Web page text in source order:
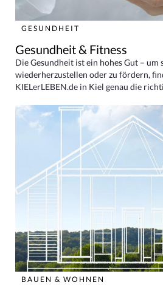
GESUNDHEIT
Gesundheit & Fitness
Die Gesundheit ist ein hohes Gut – um
wiederherzustellen oder zu fördern,
KIELerLEBEN.de in Kiel genau die
BAUEN & WOHNEN